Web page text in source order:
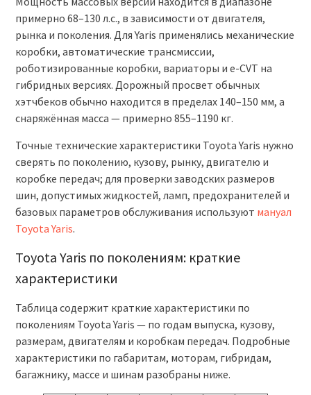
примерно 68–130 л.с., в зависимости от двигателя,
рынка и поколения. Для Yaris применялись механические
коробки, автоматические трансмиссии,
роботизированные коробки, вариаторы и e-CVT на
гибридных версиях. Дорожный просвет обычных
хэтчбеков обычно находится в пределах 140–150 мм, а
снаряжённая масса — примерно 855–1190 кг.
Точные технические характеристики Toyota Yaris нужно
сверять по поколению, кузову, рынку, двигателю и
коробке передач; для проверки заводских размеров
шин, допустимых жидкостей, ламп, предохранителей и
базовых параметров обслуживания используют мануал
Toyota Yaris.
Toyota Yaris по поколениям: краткие
характеристики
Таблица содержит краткие характеристики по
поколениям Toyota Yaris — по годам выпуска, кузову,
размерам, двигателям и коробкам передач. Подробные
характеристики по габаритам, моторам, гибридам,
багажнику, массе и шинам разобраны ниже.